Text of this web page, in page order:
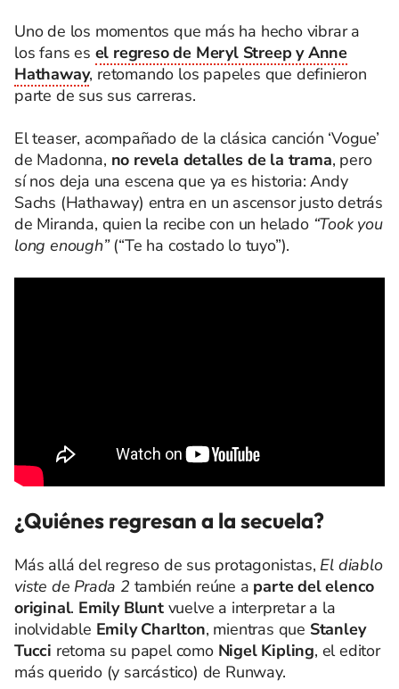
Uno de los momentos que más ha hecho vibrar a
los fans es el regreso de Meryl Streep y Anne
Hathaway, retomando los papeles que definieron
parte de sus sus carreras.
El teaser, acompañado de la clásica canción ‘Vogue’
de Madonna, no revela detalles de la trama, pero
sí nos deja una escena que ya es historia: Andy
Sachs (Hathaway) entra en un ascensor justo detrás
de Miranda, quien la recibe con un helado “Took you
long enough”(“Te ha costado lo tuyo”).
¿Quiénes regresan a la secuela?
Más allá del regreso de sus protagonistas, El diablo
viste de Prada 2 también reúne a parte del elenco
original. Emily Bluntvuelve a interpretar a la
inolvidable Emily Charlton, mientras que Stanley
Tucci retoma su papel como Nigel Kipling, el editor
más querido (y sarcástico) de Runway.